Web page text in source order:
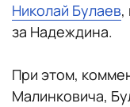
Николай Булаев,
за Надеждина.
При этом,
Малинковича,